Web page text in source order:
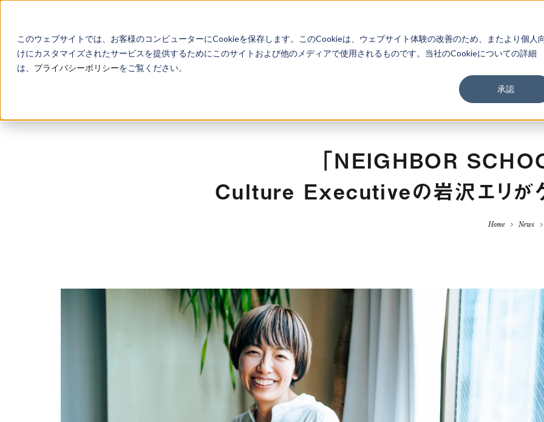
このウェブサイトでは、お客様のコンピューターにCookieを保存します。このCookieは、ウェブサイト体験の改善のため、またより個人
けにカスタマイズされたサービスを提供するためにこのサイトおよび他のメディアで使用されるものです。当社のCookieについての詳細
は、 プライバシーポリシーをご覧ください。
承認
About Service Work Findings
「NEIGHBOR
Culture Executiveの岩沢エリが
Home News